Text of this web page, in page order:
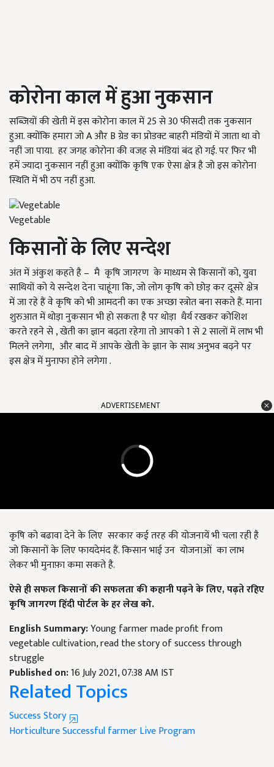
कोरोना काल में हुआ नुकसान
सब्जियों की खेती में इस कोरोना काल में 25 से 30 फीसदी तक नुकसान
हुआ. क्योंकि हमारा जो A और B ग्रेड का प्रोडक्ट बाहरी मंडियों में जाता था वो
नहीं जा पाया. हर जगह कोरोना की वजह से मंडियां बंद हो गई. पर फिर भी
हमें ज्यादा नुकसान नहीं हुआ क्योंकि कृषि एक ऐसा क्षेत्र है जो इस कोरोना
स्थिति में भी ठप नहीं हुआ.
Vegetable
किसानों के लिए सन्देश
अंत में अंकुश कहते है – मै कृषि जागरण के माध्यम से किसानों को, युवा
साथियों को ये सन्देश देना चाहूंगा कि, जो लोग कृषि को छोड़ कर दूसरे क्षेत्र
में जा रहे हैं वे कृषि को भी आमदनी का एक अच्छा स्त्रोत बना सकते हैं. माना
शुरुआत में थोड़ा नुकसान भी हो सकता है पर थोड़ा धैर्य रखकर कोशिश
करते रहने से , खेती का ज्ञान बढ़ता रहेगा तो आपको 1 से 2 सालों में लाभ भी
मिलने लगेगा, और बाद में आपके खेती के ज्ञान के साथ अनुभव बढ़ने पर
इस क्षेत्र में मुनाफा होने लगेगा .
ADVERTISEMENT
कृषि को बढावा देने के लिए सरकार कई तरह की योजनायें भी चला रही है
जो किसानों के लिए फायदेमंद हैं. किसान भाई उन योजनाओं का लाभ
लेकर भी मुनाफ़ा कमा सकते है.
ऐसे ही सफल किसानों की सफलता की कहानी पढ़ने के लिए, पढ़ते रहिए
कृषि जागरण हिंदी पोर्टल के हर लेख को.
English Summary:Young farmer made profit from
vegetable cultivation, read the story of success through
struggle
Published on:16 July 2021, 07:38 AM IST
Related Topics
Success Story
HorticultureSuccessful farmerLive Program